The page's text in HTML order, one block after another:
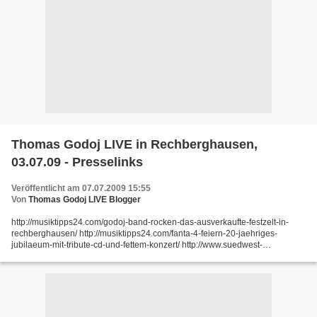
Thomas Godoj LIVE in Rechberghausen,
03.07.09 - Presselinks
Veröffentlicht am 07.07.2009 15:55
Von Thomas Godoj LIVE Blogger
http://musiktipps24.com/godoj-band-rocken-das-ausverkaufte-festzelt-in-
rechberghausen/ http://musiktipps24.com/fanta-4-feiern-20-jaehriges-
jubilaeum-mit-tribute-cd-und-fettem-konzert/ http://www.suedwest-